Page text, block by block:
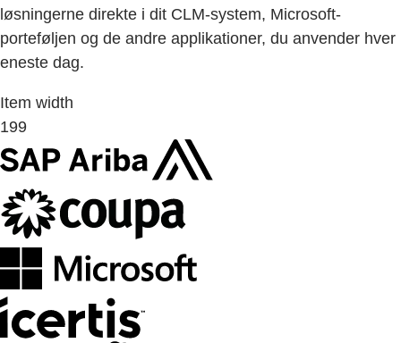
løsningerne direkte i dit CLM-system, Microsoft-
porteføljen og de andre applikationer, du anvender hver
eneste dag.
Item width
199